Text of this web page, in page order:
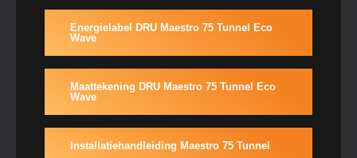
Energielabel DRU Maestro 75 Tunnel Eco
Wave
Maattekening DRU Maestro 75 Tunnel Eco
Wave
Installatiehandleiding Maestro 75 Tunnel